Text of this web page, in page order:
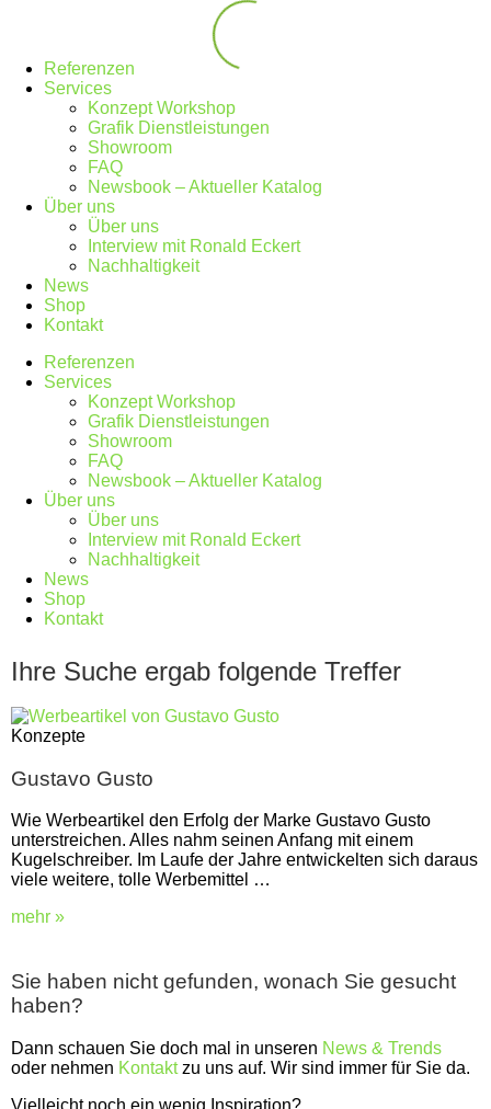
Referenzen
Services
Konzept Workshop
Grafik Dienstleistungen
Showroom
FAQ
Newsbook – Aktueller Katalog
Über uns
Über uns
Interview mit Ronald Eckert
Nachhaltigkeit
News
Shop
Kontakt
Referenzen
Services
Konzept Workshop
Grafik Dienstleistungen
Showroom
FAQ
Newsbook – Aktueller Katalog
Über uns
Über uns
Interview mit Ronald Eckert
Nachhaltigkeit
News
Shop
Kontakt
Ihre Suche ergab folgende Treffer
Konzepte
Gustavo Gusto
Wie Werbeartikel den Erfolg der Marke Gustavo Gusto
unterstreichen. Alles nahm seinen Anfang mit einem
Kugelschreiber. Im Laufe der Jahre entwickelten sich daraus
viele weitere, tolle Werbemittel …
mehr »
Sie haben nicht gefunden, wonach Sie gesucht
haben?
Dann schauen Sie doch mal in unseren News & Trends
oder nehmen Kontaktzu uns auf. Wir sind immer für Sie da.
Vielleicht noch ein wenig Inspiration?